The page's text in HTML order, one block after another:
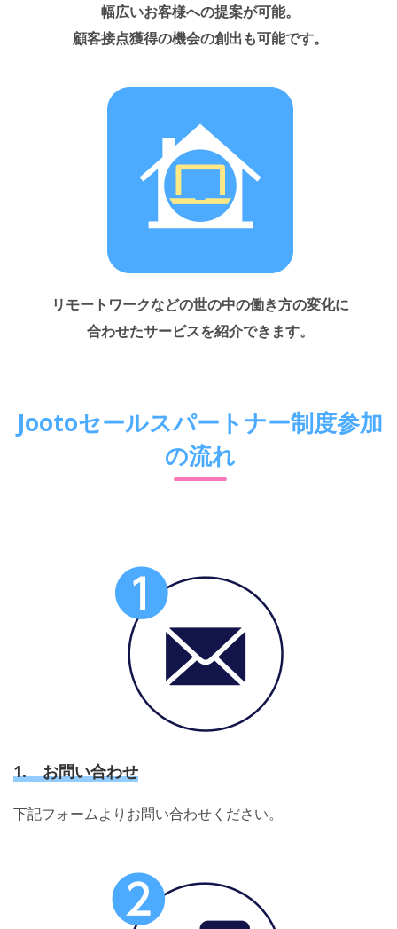
幅広いお客様への提案が可能。
顧客接点獲得の機会の創出も可能です。
リモートワークなどの世の中の働き方の変化に
合わせたサービスを紹介できます。
Jootoセールスパートナー制度参加
の流れ
1. お問い合わせ
下記フォームよりお問い合わせください。